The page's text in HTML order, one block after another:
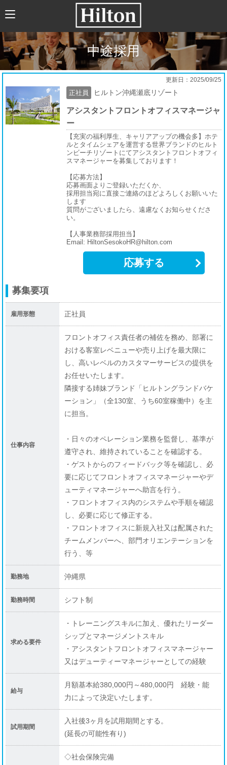
中途採用
更新日：2025/09/25
正社員 ヒルトン沖縄瀬底リゾート
アシスタントフロントオフィスマネージャ
ー
【充実の福利厚生、キャリアアップの機会多】ホテ
ルとタイムシェアを運営する世界ブランドのヒルト
ンビーチリゾートにてアシスタントフロントオフィ
スマネージャーを募集しております！
【応募方法】
応募画面よりご登録いただくか、
採用担当宛に直接ご連絡のほどよろしくお願いいた
します
質問がございましたら、遠慮なくお知らせくださ
い。
【人事業務部採用担当】
Email: HiltonSesokoHR@hilton.com
応募する
募集要項
雇用形態 正社員
仕事内容
フロントオフィス責任者の補佐を務め、部署に
おける客室レベニューや売り上げを最大限に
し、高いレベルのカスタマーサービスの提供を
お任せいたします。
隣接する姉妹ブランド「ヒルトングランドバケ
ーション」（全130室、うち60室稼働中）を主
に担当。
・日々のオペレーション業務を監督し、基準が
遵守され、維持されていることを確認する。
・ゲストからのフィードバック等を確認し、必
要に応じてフロントオフィスマネージャーやデ
ューティマネージャーへ助言を行う。
・フロントオフィス内のシステムや手順を確認
し、必要に応じて修正する。
・フロントオフィスに新規入社又は配属された
チームメンバーへ、部門オリエンテーションを
行う、等
勤務地 沖縄県
勤務時間 シフト制
求める要件
・トレーニングスキルに加え、優れたリーダー
シップとマネージメントスキル
・アシスタントフロントオフィスマネージャー
又はデューティーマネージャーとしての経験
給与
月額基本給380,000円～480,000円 経験・能
力によって決定いたします。
試用期間
入社後3ヶ月を試用期間とする。
(延長の可能性有り)
◇社会保険完備
ABOUT US
HILTONについて
HILTON JAPANの歴史
トレーニング
企業文化
（社会貢献、職場環境、福利厚生）
新卒採用について
【新卒】RJET幹部候補
募集要項
RJETの声
【新卒】ファイナンス幹部候補
中途採用
パート・アルバイト採用
求人情報
企業情報